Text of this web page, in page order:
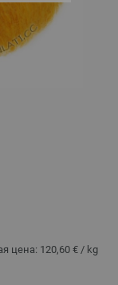
цена: 120,60 € / kg